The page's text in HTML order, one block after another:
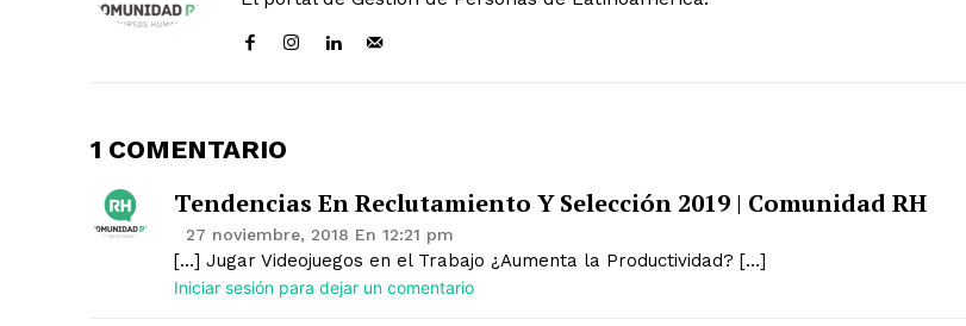
1 COMENTARIO
Tendencias En Reclutamiento Y Selección 2019 | Comunidad RH
27 noviembre, 2018 En 12:21 pm
[…] Jugar Videojuegos en el Trabajo ¿Aumenta la Productividad? […]
Iniciar sesión para dejar un comentario